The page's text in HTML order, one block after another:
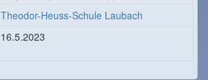
Theodor-Heuss-Schule Laubach
16.5.2023